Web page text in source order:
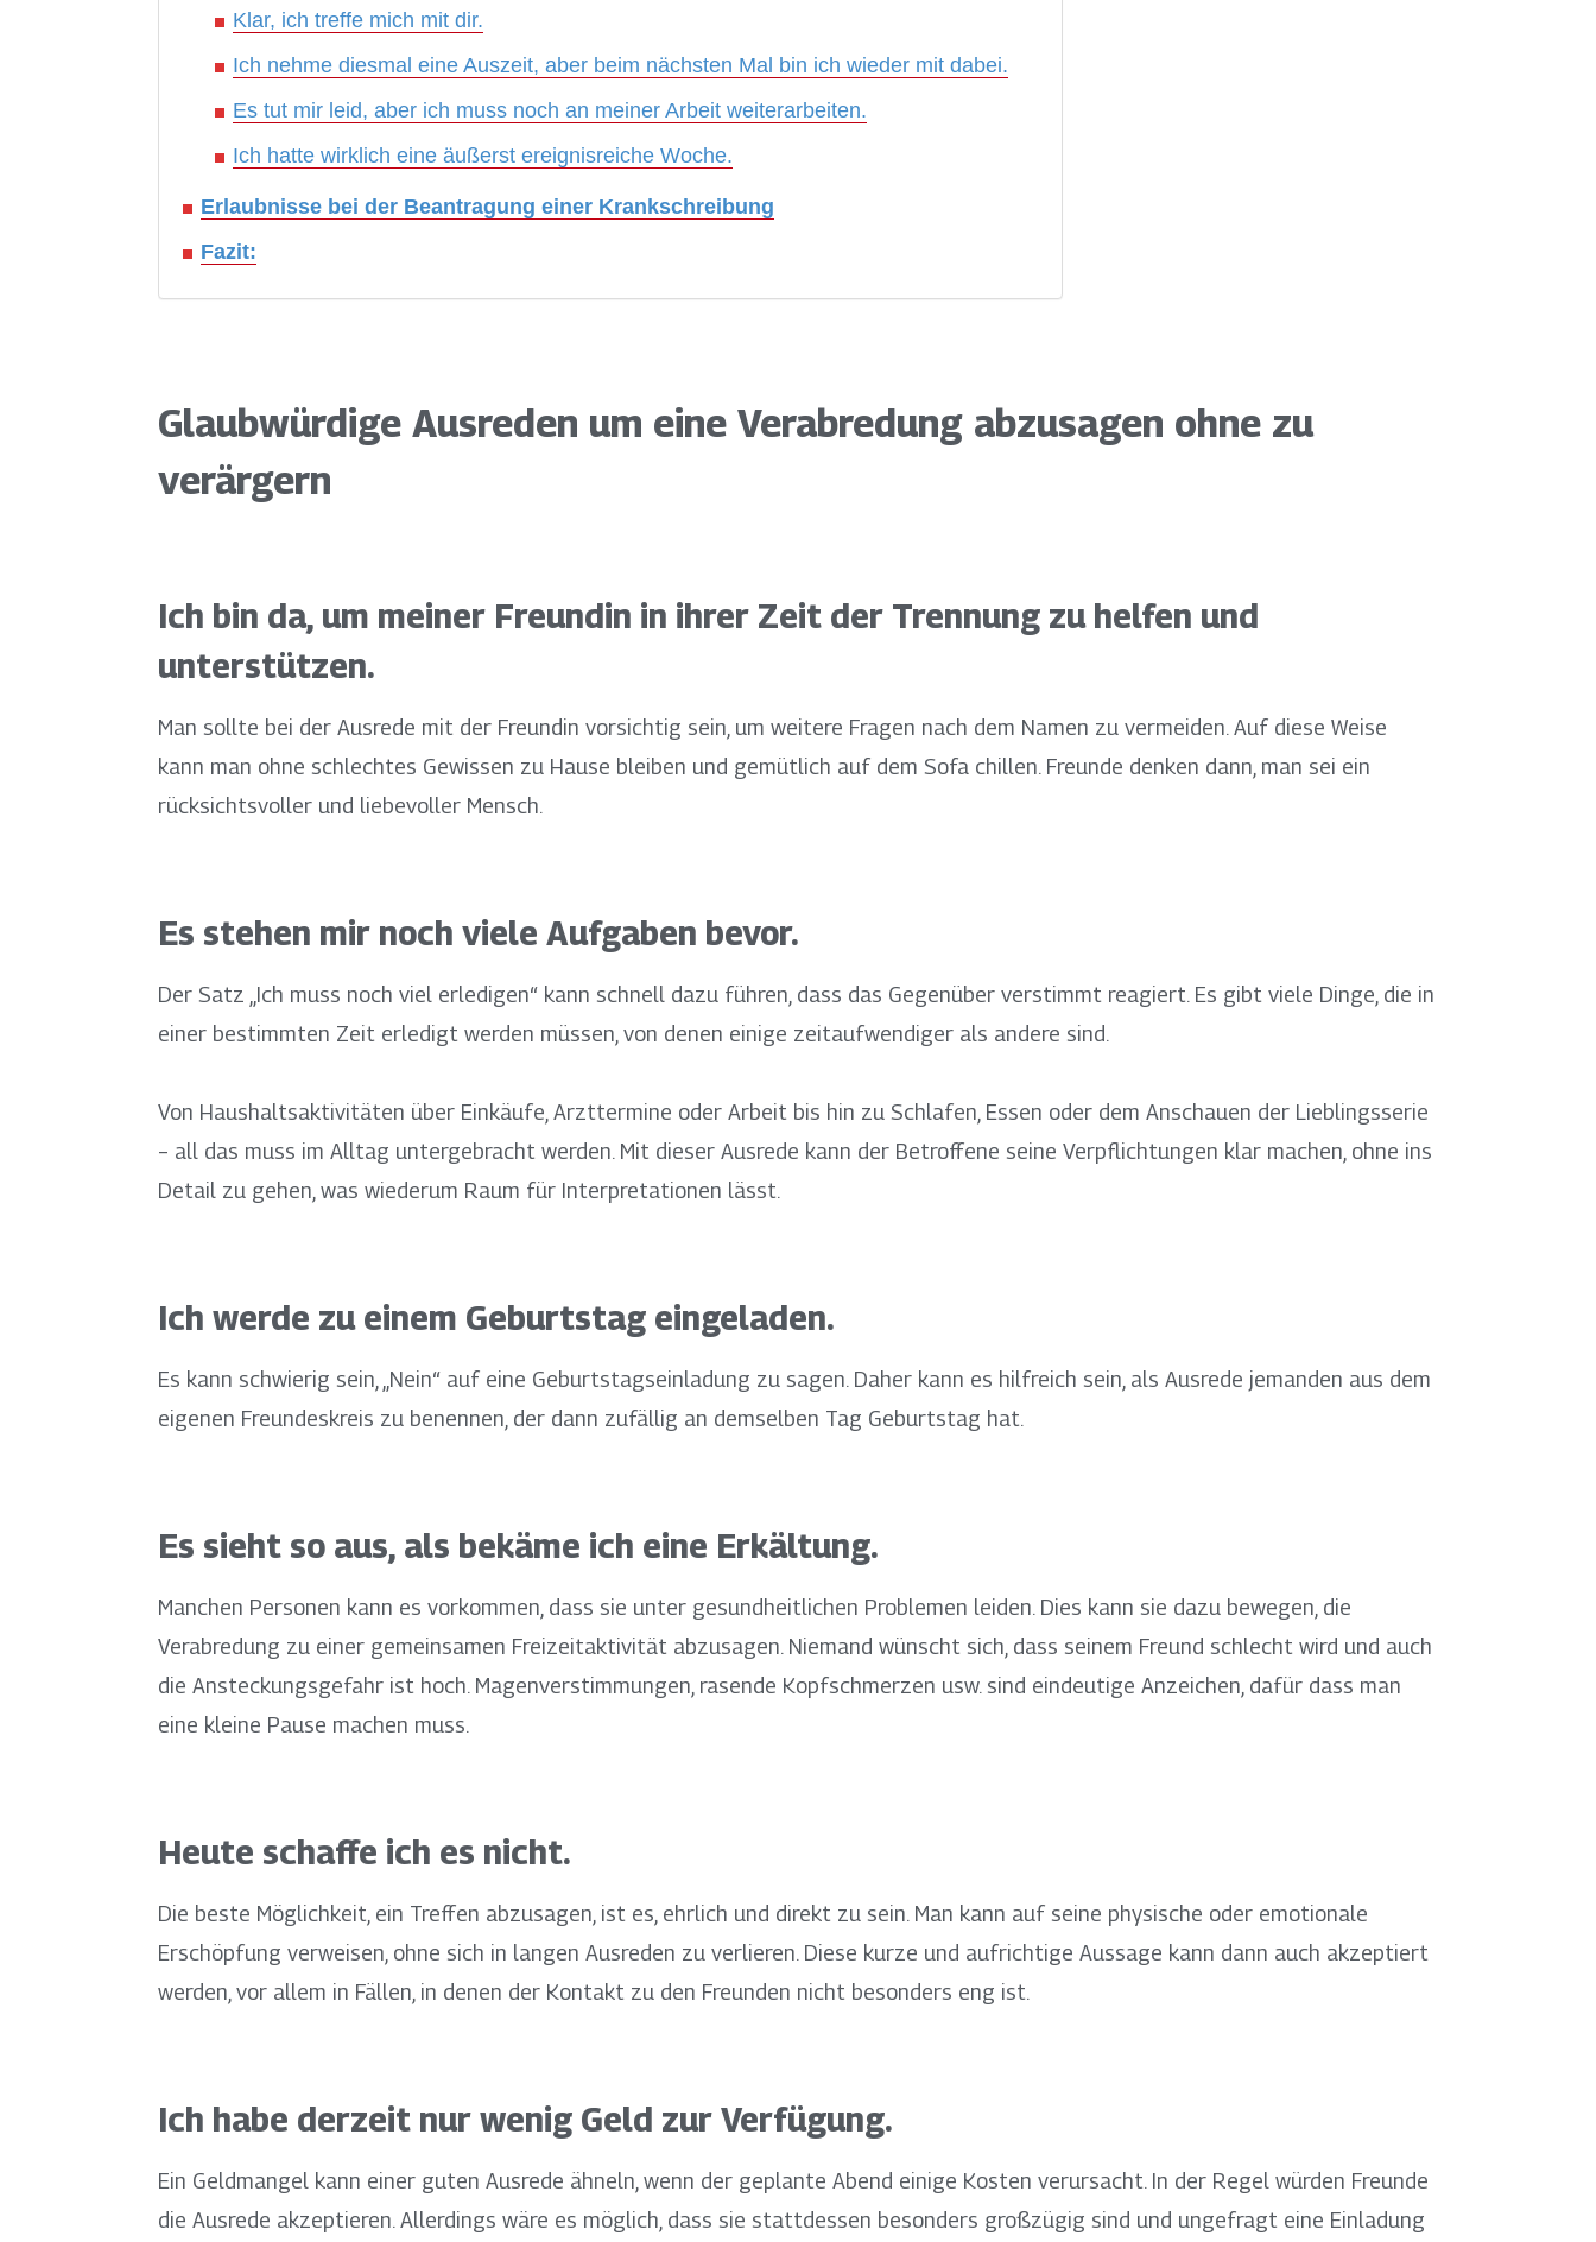
Klar, ich treffe mich mit dir.
Ich nehme diesmal eine Auszeit, aber beim nächsten Mal bin ich wieder mit dabei.
Es tut mir leid, aber ich muss noch an meiner Arbeit weiterarbeiten.
Ich hatte wirklich eine äußerst ereignisreiche Woche.
Erlaubnisse bei der Beantragung einer Krankschreibung
Fazit:
Glaubwürdige Ausreden um eine Verabredung abzusagen ohne zu
verärgern
Ich bin da, um meiner Freundin in ihrer Zeit der Trennung zu helfen und
unterstützen.
Man sollte bei der Ausrede mit der Freundin vorsichtig sein, um weitere Fragen nach dem Namen zu vermeiden. Auf diese Weise
kann man ohne schlechtes Gewissen zu Hause bleiben und gemütlich auf dem Sofa chillen. Freunde denken dann, man sei ein
rücksichtsvoller und liebevoller Mensch.
Es stehen mir noch viele Aufgaben bevor.
Der Satz „Ich muss noch viel erledigen“ kann schnell dazu führen, dass das Gegenüber verstimmt reagiert. Es gibt viele Dinge, die in
einer bestimmten Zeit erledigt werden müssen, von denen einige zeitaufwendiger als andere sind.
Von Haushaltsaktivitäten über Einkäufe, Arzttermine oder Arbeit bis hin zu Schlafen, Essen oder dem Anschauen der Lieblingsserie
– all das muss im Alltag untergebracht werden. Mit dieser Ausrede kann der Betroffene seine Verpflichtungen klar machen, ohne ins
Detail zu gehen, was wiederum Raum für Interpretationen lässt.
Ich werde zu einem Geburtstag eingeladen.
Es kann schwierig sein, „Nein“ auf eine Geburtstagseinladung zu sagen. Daher kann es hilfreich sein, als Ausrede jemanden aus dem
eigenen Freundeskreis zu benennen, der dann zufällig an demselben Tag Geburtstag hat.
Es sieht so aus, als bekäme ich eine Erkältung.
Manchen Personen kann es vorkommen, dass sie unter gesundheitlichen Problemen leiden. Dies kann sie dazu bewegen, die
Verabredung zu einer gemeinsamen Freizeitaktivität abzusagen. Niemand wünscht sich, dass seinem Freund schlecht wird und auch
die Ansteckungsgefahr ist hoch. Magenverstimmungen, rasende Kopfschmerzen usw. sind eindeutige Anzeichen, dafür dass man
eine kleine Pause machen muss.
Heute schaffe ich es nicht.
Die beste Möglichkeit, ein Treffen abzusagen, ist es, ehrlich und direkt zu sein. Man kann auf seine physische oder emotionale
Erschöpfung verweisen, ohne sich in langen Ausreden zu verlieren. Diese kurze und aufrichtige Aussage kann dann auch akzeptiert
werden, vor allem in Fällen, in denen der Kontakt zu den Freunden nicht besonders eng ist.
Ich habe derzeit nur wenig Geld zur Verfügung.
Ein Geldmangel kann einer guten Ausrede ähneln, wenn der geplante Abend einige Kosten verursacht. In der Regel würden Freunde
die Ausrede akzeptieren. Allerdings wäre es möglich, dass sie stattdessen besonders großzügig sind und ungefragt eine Einladung